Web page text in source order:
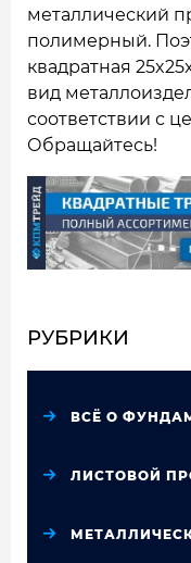
металлический
полимерный.
квадратная
вид
соответствии с
Обращайтесь!
РУБРИКИ
ВСЁ О
ЛИСТОВОЙ